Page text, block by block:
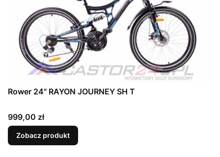
Rower 24" RAYON JOURNEY SH T
Cena
999,00 zł
Zobacz produkt